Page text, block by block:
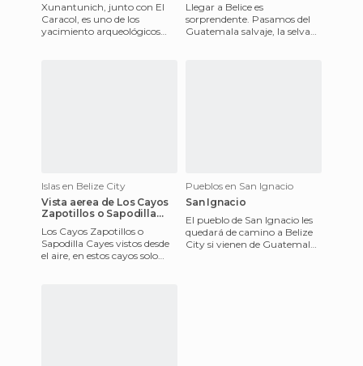
Xunantunich, junto con El
Caracol, es uno de los
yacimiento arqueológicos
Llegar a Belice es
sorprendente. Pasamos del
Guatemala salvaje, la selva
Islas en Belize City
Vista aerea de Los Cayos
Zapotillos o Sapodilla
Los Cayos Zapotillos o
Sapodilla Cayes vistos desde
el aire, en estos cayos solo
Pueblos en San Ignacio
San Ignacio
El pueblo de San Ignacio les
quedará de camino a Belize
City si vienen de Guatemala,